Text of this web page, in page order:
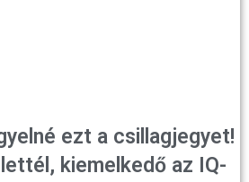
ezt a csillagjegyet!
kiemelkedő az IQ-